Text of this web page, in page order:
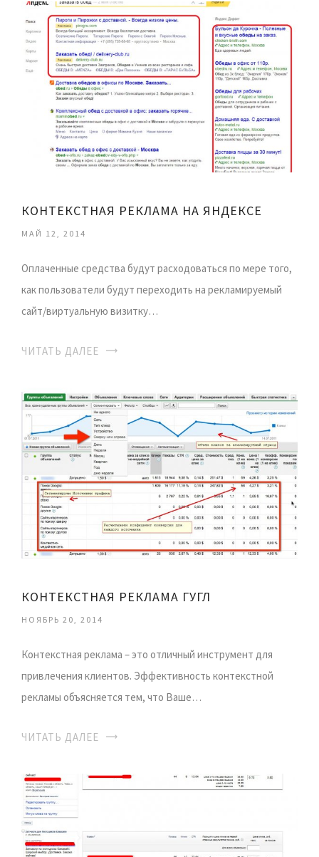
КОНТЕКСТНАЯ РЕКЛАМА НА ЯНДЕКСЕ
МАЙ 12, 2014
Оплаченные средства будут расходоваться по мере того,
как пользователи будут переходить на рекламируемый
сайт/виртуальную визитку…
ЧИТАТЬ ДАЛЕЕ
КОНТЕКСТНАЯ РЕКЛАМА ГУГЛ
НОЯБРЬ 20, 2014
Контекстная реклама – это отличный инструмент для
привлечения клиентов. Эффективность контекстной
рекламы объясняется тем, что Ваше…
ЧИТАТЬ ДАЛЕЕ